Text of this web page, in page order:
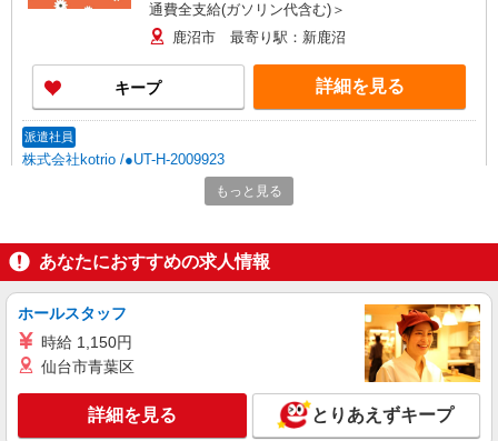
通費全支給(ガソリン代含む)＞
鹿沼市 最寄り駅：新鹿沼
キープ 詳細を見る
派遣社員
株式会社kotrio /●UT-H-2009923
できないことだけ、そっとお手伝い＊障がい者
デイサービスSTAFF
通費全支給(ガソリン代含む)＞
鹿沼市 最寄り駅：新鹿沼
キープ 詳細を見る
株式会社kotrio /●UT-H-1980910
＜鹿沼市＞障がい者支援員募集！≪面接なし
もっと見る
あなたにおすすめの求人情報
ホールスタッフ
時給 1,150円
仙台市青葉区
詳細を見る とりあえずキープ